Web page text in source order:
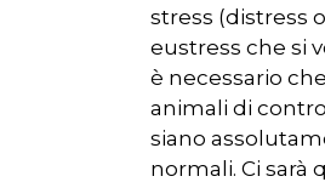
stress (distress o
eustress che si
è necessario
animali di
siano
normali. Ci sarà